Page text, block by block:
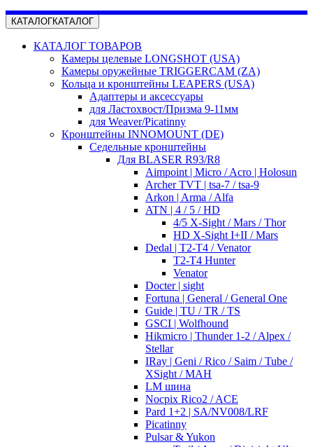
КАТАЛОГКАТАЛОГ
КАТАЛОГ ТОВАРОВ
Камеры целевые LONGSHOT (USA)
Камеры оружейные TRIGGERCAM (ZA)
Кольца и кронштейны LEAPERS (USA)
Адаптеры и аксессуары
для Ластохвост/Призма 9-11мм
для Weaver/Picatinny
Кронштейны INNOMOUNT (DE)
Седельные кронштейны
Для BLASER R93/R8
Aimpoint | Micro / Acro | Holosun
Archer TVT | tsa-7 / tsa-9
Arkon | Arma / Alfa
ATN | 4 / 5 / HD
4/5 X-Sight / Mars / Thor
HD X-Sight I+II / Mars
Dedal | T2-T4 / Venator
T2-T4 Hunter
Venator
Docter | sight
Fortuna | General / General One
Guide | TU / TR / TS
GSCI | Wolfhound
Hikmicro | Thunder 1-2 / Alpex /
Stellar
IRay | Geni / Rico / Saim / Tube /
XSight / MAH
LM шина
Nocpix Rico2 / ACE
Pard 1+2 | SA/NV008/LRF
Picatinny
Pulsar & Yukon